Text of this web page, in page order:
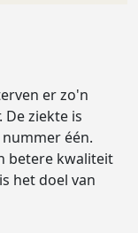
er zo'n
De ziekte is
één.
betere kwaliteit
het doel van